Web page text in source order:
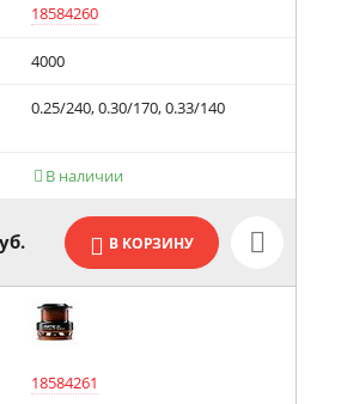
18584260
4000
0.25/240, 0.30/170, 0.33/140
В наличии

В КОРЗИНУ
18584261